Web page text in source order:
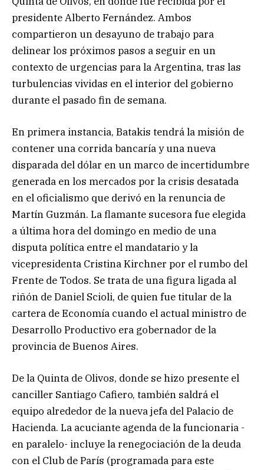
presidente Alberto Fernández. Ambos
compartieron un desayuno de trabajo para
delinear los próximos pasos a seguir en un
contexto de urgencias para la Argentina, tras las
turbulencias vividas en el interior del gobierno
durante el pasado fin de semana.
En primera instancia, Batakis tendrá la misión de
contener una corrida bancaría y una nueva
disparada del dólar en un marco de incertidumbre
generada en los mercados por la crisis desatada
en el oficialismo que derivó en la renuncia de
Martín Guzmán. La flamante sucesora fue elegida
a última hora del domingo en medio de una
disputa política entre el mandatario y la
vicepresidenta Cristina Kirchner por el rumbo del
Frente de Todos. Se trata de una figura ligada al
riñón de Daniel Scioli, de quien fue titular de la
cartera de Economía cuando el actual ministro de
Desarrollo Productivo era gobernador de la
provincia de Buenos Aires.
De la Quinta de Olivos, donde se hizo presente el
canciller Santiago Cafiero, también saldrá el
equipo alrededor de la nueva jefa del Palacio de
Hacienda. La acuciante agenda de la funcionaria -
en paralelo- incluye la renegociación de la deuda
con el Club de París (programada para este